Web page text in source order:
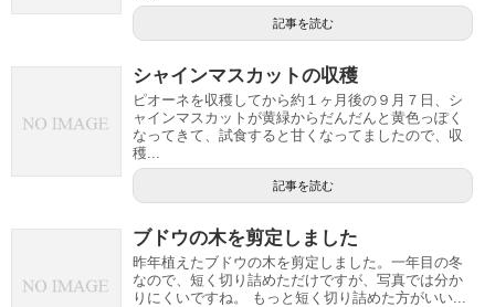
記事を読む
シャインマスカットの収穫
ピオーネを収穫してから約１ヶ月後の９月７日、シ
ャインマスカットが黄緑からだんだんと黄色っぽく
なってきて、試食すると甘くなってましたので、収
穫...
記事を読む
ブドウの木を剪定しました
昨年植えたブドウの木を剪定しました。一年目の冬
なので、短く切り詰めただけですが、写真では分か
りにくいですね。 もっと短く切り詰めた方がいい...